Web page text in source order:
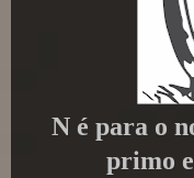
N é para o
primo